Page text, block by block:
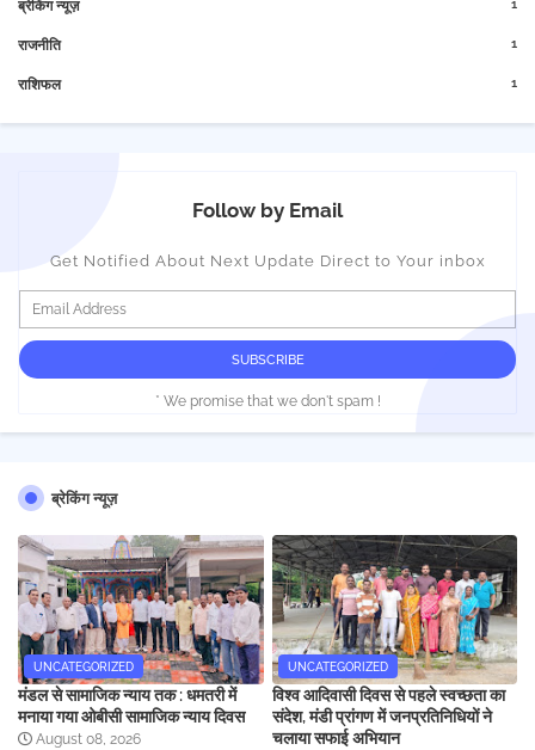
ब्रेकिंग न्यूज़ 1
राजनीति 1
राशिफल 1
Follow by Email
Get Notified About Next Update Direct to Your inbox
* We promise that we don't spam !
ब्रेकिंग न्यूज़
UNCATEGORIZED
मंडल से सामाजिक न्याय तक : धमतरी में
मनाया गया ओबीसी सामाजिक न्याय दिवस
August 08, 2026
UNCATEGORIZED
विश्व आदिवासी दिवस से पहले स्वच्छता का
संदेश, मंडी प्रांगण में जनप्रतिनिधियों ने
चलाया सफाई अभियान